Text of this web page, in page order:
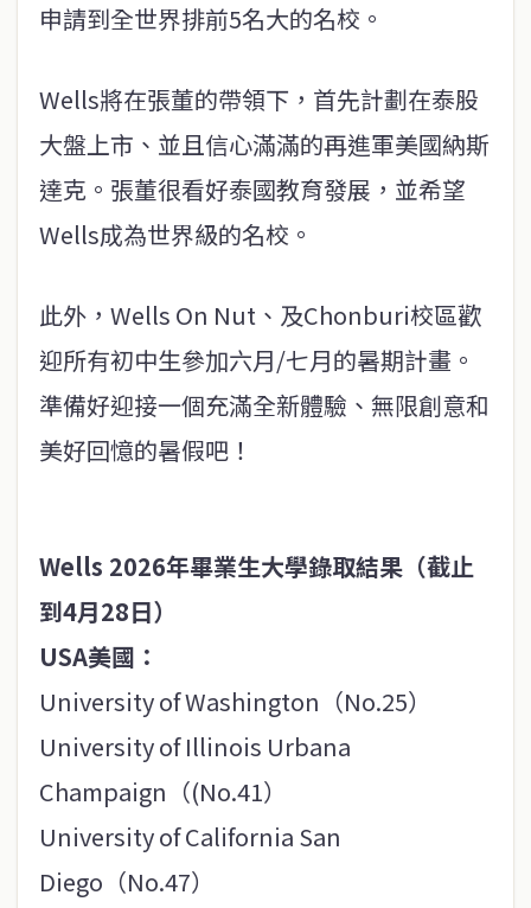
申請到全世界排前5名大的名校。
Wells將在張董的帶領下，首先計劃在泰股
大盤上市、並且信心滿滿的再進軍美國納斯
達克。張董很看好泰國教育發展，並希望
Wells成為世界級的名校。
此外，Wells On Nut、及Chonburi校區歡
迎所有初中生參加六月/七月的暑期計畫。
準備好迎接一個充滿全新體驗、無限創意和
美好回憶的暑假吧！
Wells 2026年畢業生大學錄取結果（截止
到4月28日）
USA美國：
University of Washington（No.25）
University of Illinois Urbana
Champaign（(No.41）
University of California San
Diego（No.47）